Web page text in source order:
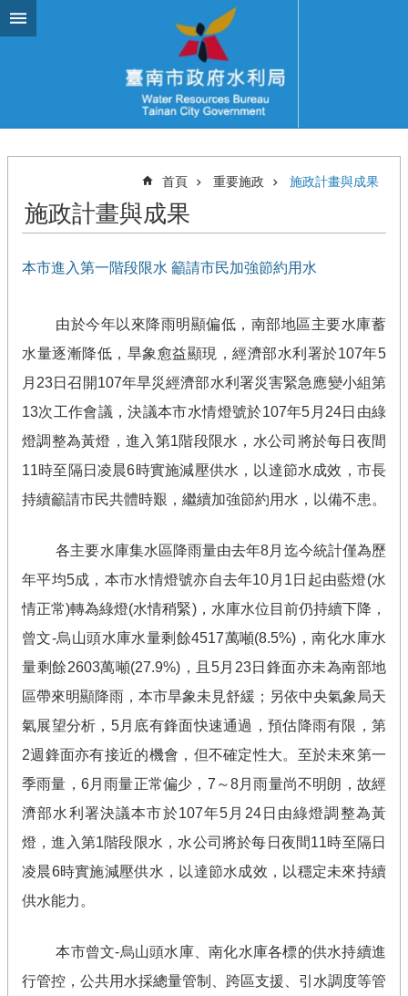
跳到主要內容區塊
首頁 重要施政 施政計畫與成果
施政計畫與成果
本市進入第一階段限水 籲請市民加強節約用水
由於今年以來降雨明顯偏低，南部地區主要水庫蓄
水量逐漸降低，旱象愈益顯現，經濟部水利署於107年5
月 23日召開107年旱災經濟部水利署災害緊急應變小組第
13次工作會議，決議本市水情燈號於107年5 月 24日由綠
燈調整為黃燈，進入第1階段限水，水公司將於每日夜間
11時至隔日凌晨6時實施減壓供水，以達節水成效，市長
持續籲請市民共體時艱，繼續加強節約用水，以備不患。
各主要水庫集水區降雨量由去年8月迄今統計僅為歷
年平均5成，本市水情燈號亦自去年10 月 1 日起由藍燈(水
情正常)轉為綠燈(水情稍緊)，水庫水位目前仍持續下降，
曾文-烏山頭水庫水量剩餘4517萬噸(8.5%) ，南化水庫水
量剩餘2603萬噸(27.9%) ，且 5月 23日鋒面亦未為南部地
區帶來明顯降雨，本市旱象未見舒緩；另依中央氣象局天
氣展望分析， 5月底有鋒面快速通過，預估降雨有限，第
2週鋒面亦有接近的機會，但不確定性大。至於未來第一
季雨量， 6月雨量正常偏少， 7 ～8月雨量尚不明朗，故經
濟部水利署決議本市於107年5 月 24日由綠燈調整為黃
燈，進入第1階段限水，水公司將於每日夜間11時至隔日
凌晨6時實施減壓供水，以達節水成效，以穩定未來持續
供水能力。
本市曾文-烏山頭水庫、南化水庫各標的供水持續進
行管控，公共用水採總量管制、跨區支援、引水調度等管